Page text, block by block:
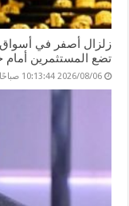
زلزال أصفر في
تضع المستثمرين أمام
2026/08/06 10:13:44 صباحًا